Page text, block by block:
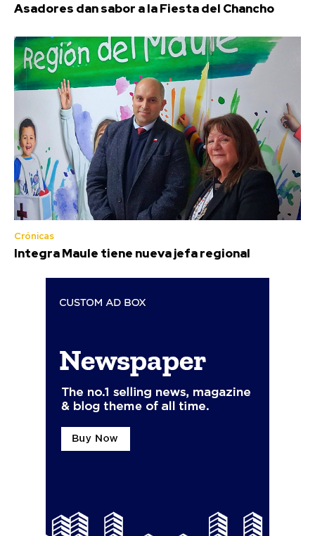
Asadores dan sabor a la Fiesta del Chancho
Crónicas
Integra Maule tiene nueva jefa regional